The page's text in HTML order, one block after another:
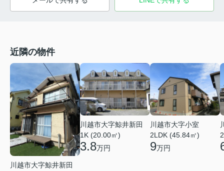
近隣の物件
川越市大字鯨井新田
川越市大字鯨井新田
1K (20.00㎡)
3.8万円
川越市大字小室
2LDK (45.84㎡)
9万円